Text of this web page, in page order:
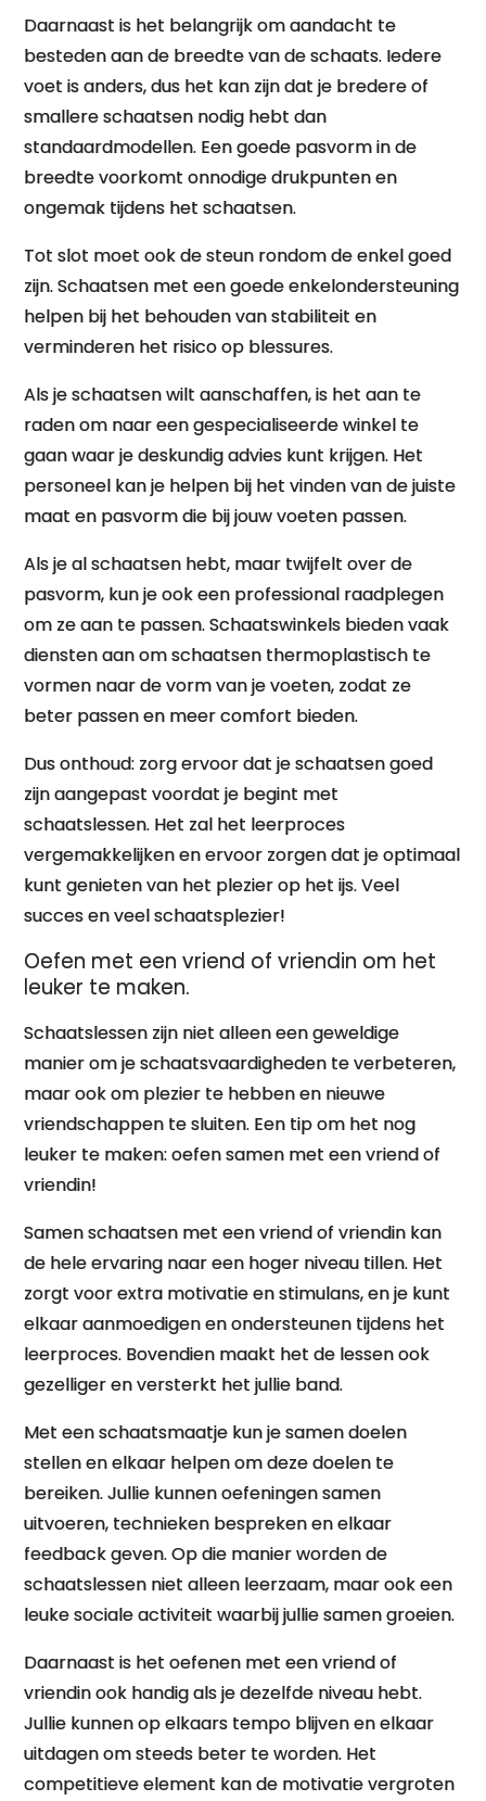
Daarnaast is het belangrijk om aandacht te
besteden aan de breedte van de schaats. Iedere
voet is anders, dus het kan zijn dat je bredere of
smallere schaatsen nodig hebt dan
standaardmodellen. Een goede pasvorm in de
breedte voorkomt onnodige drukpunten en
ongemak tijdens het schaatsen.
Tot slot moet ook de steun rondom de enkel goed
zijn. Schaatsen met een goede enkelondersteuning
helpen bij het behouden van stabiliteit en
verminderen het risico op blessures.
Als je schaatsen wilt aanschaffen, is het aan te
raden om naar een gespecialiseerde winkel te
gaan waar je deskundig advies kunt krijgen. Het
personeel kan je helpen bij het vinden van de juiste
maat en pasvorm die bij jouw voeten passen.
Als je al schaatsen hebt, maar twijfelt over de
pasvorm, kun je ook een professional raadplegen
om ze aan te passen. Schaatswinkels bieden vaak
diensten aan om schaatsen thermoplastisch te
vormen naar de vorm van je voeten, zodat ze
beter passen en meer comfort bieden.
Dus onthoud: zorg ervoor dat je schaatsen goed
zijn aangepast voordat je begint met
schaatslessen. Het zal het leerproces
vergemakkelijken en ervoor zorgen dat je optimaal
kunt genieten van het plezier op het ijs. Veel
succes en veel schaatsplezier!
Oefen met een vriend of vriendin om het
leuker te maken.
Schaatslessen zijn niet alleen een geweldige
manier om je schaatsvaardigheden te verbeteren,
maar ook om plezier te hebben en nieuwe
vriendschappen te sluiten. Een tip om het nog
leuker te maken: oefen samen met een vriend of
vriendin!
Samen schaatsen met een vriend of vriendin kan
de hele ervaring naar een hoger niveau tillen. Het
zorgt voor extra motivatie en stimulans, en je kunt
elkaar aanmoedigen en ondersteunen tijdens het
leerproces. Bovendien maakt het de lessen ook
gezelliger en versterkt het jullie band.
Met een schaatsmaatje kun je samen doelen
stellen en elkaar helpen om deze doelen te
bereiken. Jullie kunnen oefeningen samen
uitvoeren, technieken bespreken en elkaar
feedback geven. Op die manier worden de
schaatslessen niet alleen leerzaam, maar ook een
leuke sociale activiteit waarbij jullie samen groeien.
Daarnaast is het oefenen met een vriend of
vriendin ook handig als je dezelfde niveau hebt.
Jullie kunnen op elkaars tempo blijven en elkaar
uitdagen om steeds beter te worden. Het
competitieve element kan de motivatie vergroten